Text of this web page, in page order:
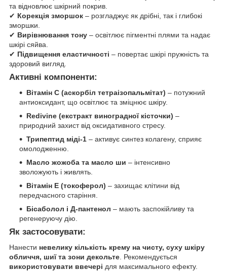
та відновлює шкірний покрив.
✔ Корекція зморшок – розгладжує як дрібні, так і глибокі
зморшки.
✔ Вирівнювання тону – освітлює пігментні плями та надає
шкірі сяйва.
✔ Підвищення еластичності – повертає шкірі пружність та
здоровий вигляд.
Активні компоненти:
Вітамін С (аскорбіл тетраізопальмітат) – потужний
антиоксидант, що освітлює та зміцнює шкіру.
Redivine (екстракт виноградної кісточки) –
природний захист від оксидативного стресу.
Трипептид міді-1 – активує синтез колагену, сприяє
омолодженню.
Масло жожоба та масло ши – інтенсивно
зволожують і живлять.
Вітамін Е (токоферол) – захищає клітини від
передчасного старіння.
Бісаболол і Д-пантенол – мають заспокійливу та
регенеруючу дію.
Як застосовувати:
Нанести невелику кількість крему на чисту, суху шкіру
обличчя, шиї та зони декольте . Рекомендується
використовувати ввечері для максимального ефекту.